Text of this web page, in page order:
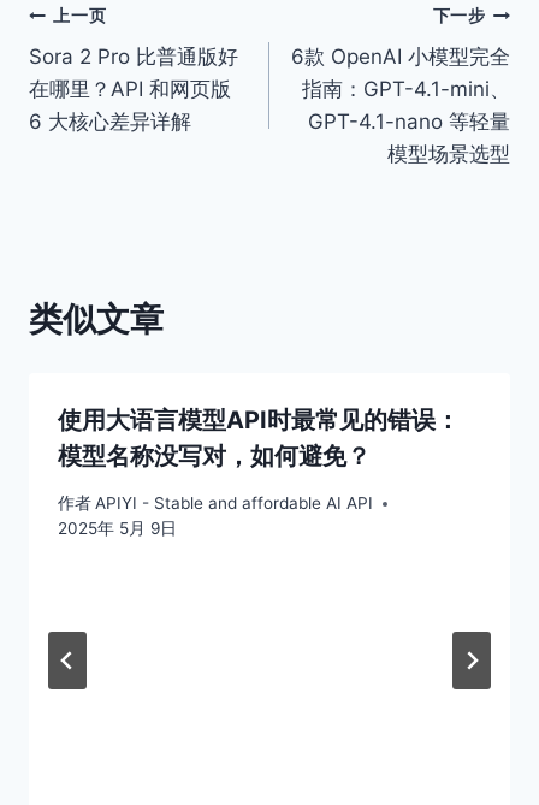
文
章
导
上一页
Sora 2 Pro 比普通版好
在哪里？API 和网页版
6 大核心差异详解
下一步
6款 OpenAI 小模型完全
指南：GPT-4.1-mini、
GPT-4.1-nano 等轻量
模型场景选型
类似文章
使用大语言模型API时最常见的错误：
模型名称没写对，如何避免？
作者APIYI - Stable and affordable AI API
2025年 5月 9日